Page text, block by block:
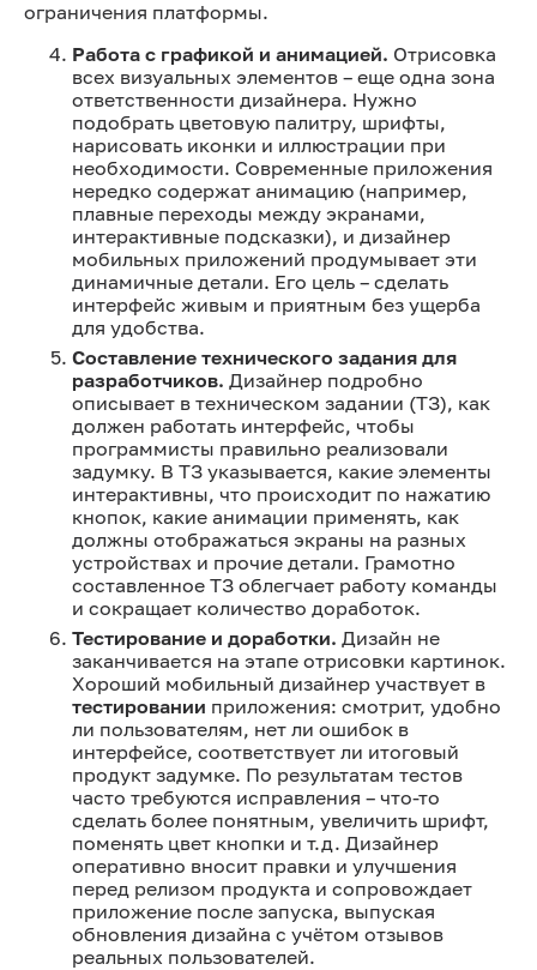
ограничения платформы.
Работа с графикой и анимацией. Отрисовка
всех визуальных элементов – еще одна зона
ответственности дизайнера. Нужно
подобрать цветовую палитру, шрифты,
нарисовать иконки и иллюстрации при
необходимости. Современные приложения
нередко содержат анимацию (например,
плавные переходы между экранами,
интерактивные подсказки), и дизайнер
мобильных приложений продумывает эти
динамичные детали. Его цель – сделать
интерфейс живым и приятным без ущерба
для удобства.
Составление технического задания для
разработчиков. Дизайнер подробно
описывает в техническом задании (ТЗ), как
должен работать интерфейс, чтобы
программисты правильно реализовали
задумку. В ТЗ указывается, какие элементы
интерактивны, что происходит по нажатию
кнопок, какие анимации применять, как
должны отображаться экраны на разных
устройствах и прочие детали. Грамотно
составленное ТЗ облегчает работу команды
и сокращает количество доработок.
Тестирование и доработки. Дизайн не
заканчивается на этапе отрисовки картинок.
Хороший мобильный дизайнер участвует в
тестировании приложения: смотрит, удобно
ли пользователям, нет ли ошибок в
интерфейсе, соответствует ли итоговый
продукт задумке. По результатам тестов
часто требуются исправления – что-то
сделать более понятным, увеличить шрифт,
поменять цвет кнопки и т.д. Дизайнер
оперативно вносит правки и улучшения
перед релизом продукта и сопровождает
приложение после запуска, выпуская
обновления дизайна с учётом отзывов
реальных пользователей.